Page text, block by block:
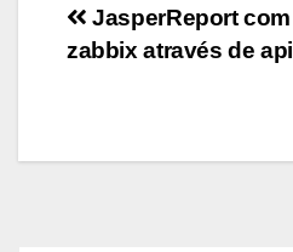
Post
JasperReport com
zabbix através de api